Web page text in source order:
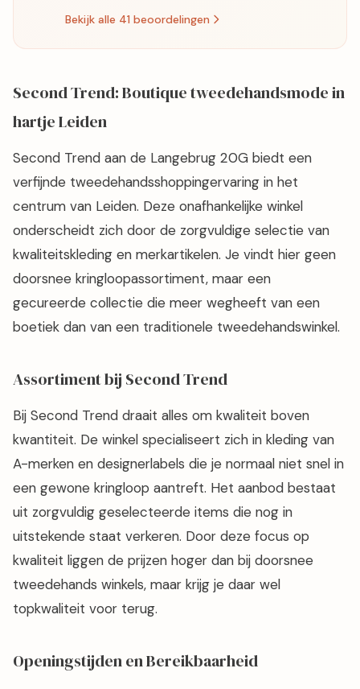
Bekijk alle 41 beoordelingen
Second Trend: Boutique tweedehandsmode in
hartje Leiden
Second Trend aan de Langebrug 20G biedt een
verfijnde tweedehandsshoppingervaring in het
centrum van Leiden. Deze onafhankelijke winkel
onderscheidt zich door de zorgvuldige selectie van
kwaliteitskleding en merkartikelen. Je vindt hier geen
doorsnee kringloopassortiment, maar een
gecureerde collectie die meer wegheeft van een
boetiek dan van een traditionele tweedehandswinkel.
Assortiment bij Second Trend
Bij Second Trend draait alles om kwaliteit boven
kwantiteit. De winkel specialiseert zich in kleding van
A-merken en designerlabels die je normaal niet snel in
een gewone kringloop aantreft. Het aanbod bestaat
uit zorgvuldig geselecteerde items die nog in
uitstekende staat verkeren. Door deze focus op
kwaliteit liggen de prijzen hoger dan bij doorsnee
tweedehands winkels, maar krijg je daar wel
topkwaliteit voor terug.
Openingstijden en Bereikbaarheid